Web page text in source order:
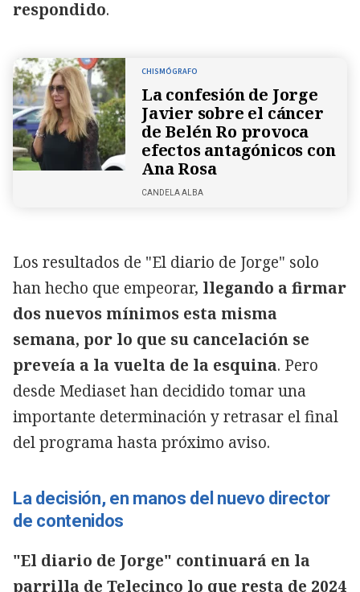
respondido.
CHISMÓGRAFO
La confesión de Jorge
Javier sobre el cáncer
de Belén Ro provoca
efectos antagónicos con
Ana Rosa
CANDELA ALBA
Los resultados de "El diario de Jorge" solo
han hecho que empeorar, llegando a firmar
dos nuevos mínimos esta misma
semana, por lo que su cancelación se
preveía a la vuelta de la esquina. Pero
desde Mediaset han decidido tomar una
importante determinación y retrasar el final
del programa hasta próximo aviso.
La decisión, en manos del nuevo director
de contenidos
"El diario de Jorge" continuará en la
parrilla de Telecinco lo que resta de 2024